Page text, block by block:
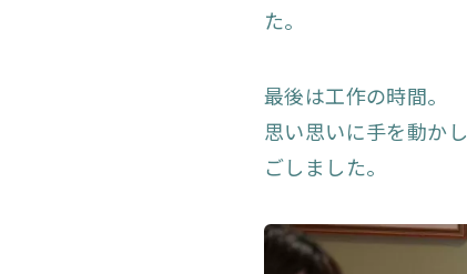
た。
最後は工作の時間。
思い思いに手を動か
ごしました。